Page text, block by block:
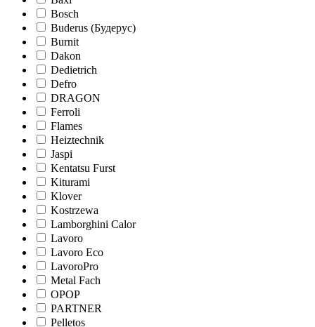
Bosch
Buderus (Будерус)
Burnit
Dakon
Dedietrich
Defro
DRAGON
Ferroli
Flames
Heiztechnik
Jaspi
Kentatsu Furst
Kiturami
Klover
Kostrzewa
Lamborghini Calor
Lavoro
Lavoro Eco
LavoroPro
Metal Fach
OPOP
PARTNER
Pelletos